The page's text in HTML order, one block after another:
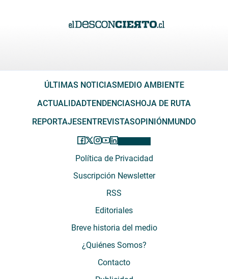
ÚLTIMAS NOTICIAS MEDIO AMBIENTE
ACTUALIDADTENDENCIAS HOJA DE RUTA
REPORTAJES ENTREVISTASOPINIÓN MUNDO
Política de Privacidad
Suscripción Newsletter
RSS
Editoriales
Breve historia del medio
¿Quiénes Somos?
Contacto